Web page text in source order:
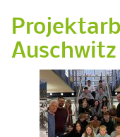
Auschwitz